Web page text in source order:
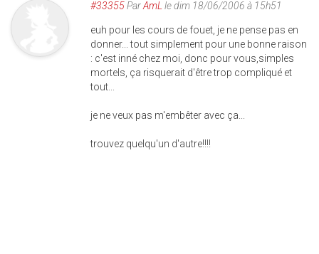
#33355ParAmL le dim 18/06/2006 à 15h51
euh pour les cours de fouet, je ne pense pas en
donner... tout simplement pour une bonne raison
: c'est inné chez moi, donc pour vous,simples
mortels, ça risquerait d'être trop compliqué et
tout...
je ne veux pas m'embêter avec ça...
trouvez quelqu'un d'autre!!!!